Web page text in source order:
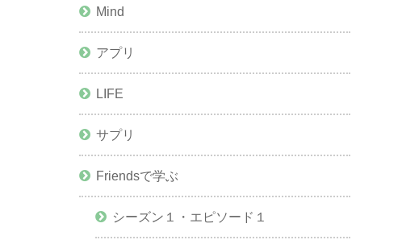
Mind
アプリ
LIFE
サプリ
Friendsで学ぶ
シーズン１・エピソード１